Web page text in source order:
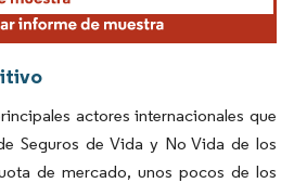
actores internacionales que
Seguros de Vida y No Vida de los
de mercado, unos pocos de los